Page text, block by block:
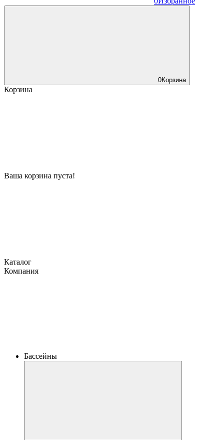
0Корзина
Корзина
Ваша корзина пуста!
Каталог
Компания
Бассейны